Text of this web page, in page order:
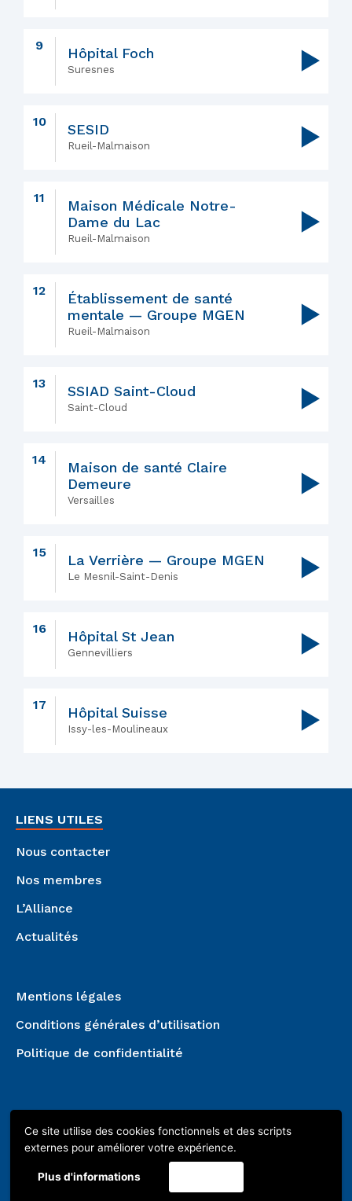
Ce site utilise des cookies fonctionnels et des scripts
externes pour améliorer votre expérience.
Plus d'informations
9 Hôpital Foch
Suresnes ▶
10 SESID
Rueil-Malmaison ▶
11
Maison Médicale Notre-
Dame du Lac
Rueil-Malmaison
▶
12
Établissement de santé
mentale — Groupe MGEN
Rueil-Malmaison
▶
13 SSIAD Saint-Cloud
Saint-Cloud ▶
14
Maison de santé Claire
Demeure
Versailles
▶
15 La Verrière — Groupe MGEN
Le Mesnil-Saint-Denis ▶
16 Hôpital St Jean
Gennevilliers ▶
17 Hôpital Suisse
Issy-les-Moulineaux ▶
LIENS UTILES
Nous contacter
Nos membres
L’Alliance
Actualités
Mentions légales
Conditions générales d’utilisation
Politique de confidentialité
Copyright © 2023 | Conception :